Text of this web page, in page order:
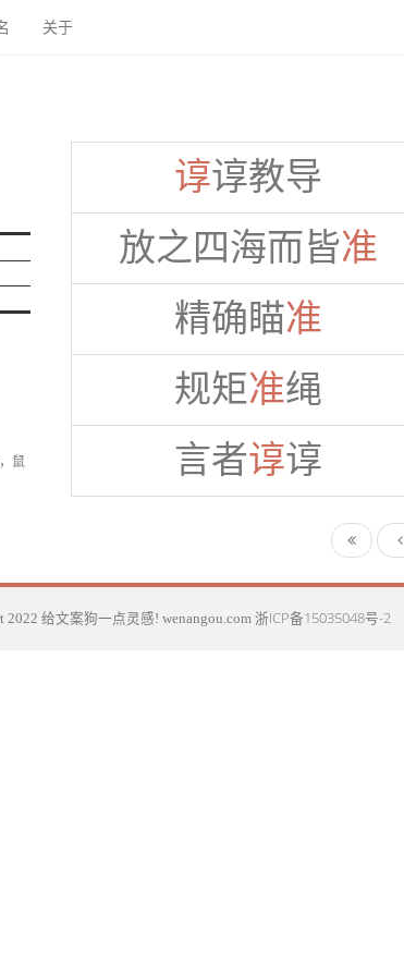
关于
鼠
谆谆教导
放之四海而皆准
精确瞄准
规矩准绳
言者谆谆
2022 给文案狗一点灵感! wenangou.com 浙ICP备15035048号-2